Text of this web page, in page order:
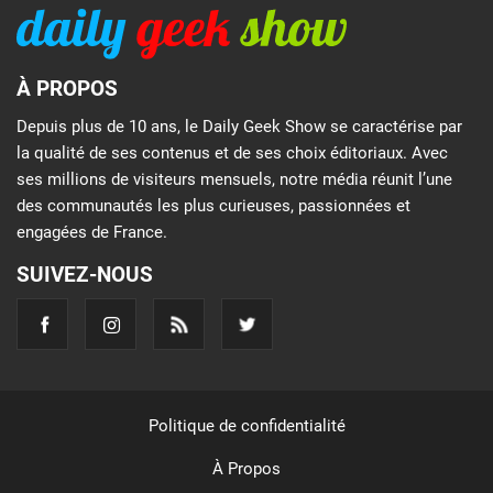
À PROPOS
Depuis plus de 10 ans, le Daily Geek Show se caractérise par
la qualité de ses contenus et de ses choix éditoriaux. Avec
ses millions de visiteurs mensuels, notre média réunit l’une
des communautés les plus curieuses, passionnées et
engagées de France.
SUIVEZ-NOUS
Politique de confidentialité
À Propos